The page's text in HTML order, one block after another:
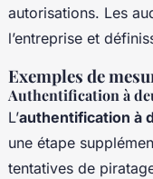
autorisations. Les
l’entreprise et
Exemples de
Authentification à
L’authentification à
une étape
tentatives de